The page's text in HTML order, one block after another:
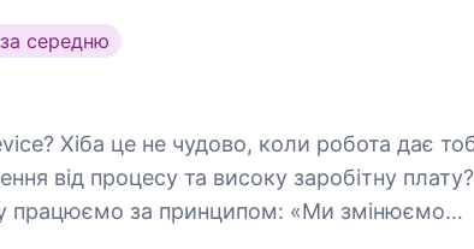
середню
від процесу та високу заробітну плату?
працюємо за принципом: «Ми змінюємо